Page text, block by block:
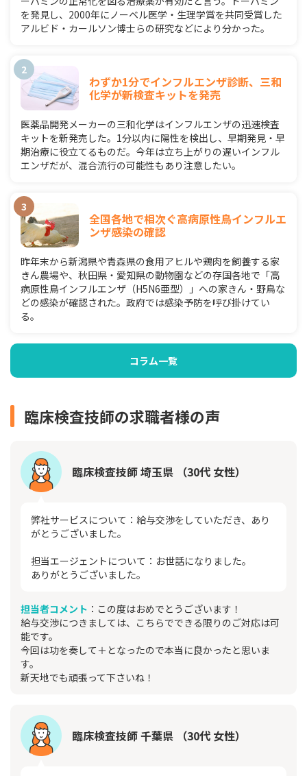
を発見し、2000年にノーベル医学・生理学賞を共同受賞した
アルビド・カールソン博士らの研究などにより分かった。
わずか1分でインフルエンザ診断、三和
化学が新検査キットを発売
医薬品開発メーカーの三和化学はインフルエンザの迅速検査
キットを新発売した。1分以内に陽性を検出し、早期発見・早
期治療に役立てるものだ。今年は立ち上がりの遅いインフル
エンザだが、混合流行の可能性もあり注意したい。
全国各地で相次ぐ高病原性鳥インフルエ
ンザ感染の確認
昨年末から新潟県や青森県の食用アヒルや鶏肉を飼養する家
きん農場や、秋田県・愛知県の動物園などの存国各地で「高
病原性鳥インフルエンザ（H5N6亜型）」への家きん・野鳥な
どの感染が確認された。政府では感染予防を呼び掛けてい
る。
コラム一覧
臨床検査技師の求職者様の声
臨床検査技師 埼玉県 （30代 女性）
弊社サービスについて：給与交渉をしていただき、あり
がとうございました。
担当エージェントについて：お世話になりました。
ありがとうございました。
担当者コメント ：この度はおめでとうございます！
給与交渉につきましては、こちらでできる限りのご対応は可
能です。
今回は功を奏して＋となったので本当に良かったと思いま
す。
新天地でも頑張って下さいね！
臨床検査技師 千葉県 （30代 女性）